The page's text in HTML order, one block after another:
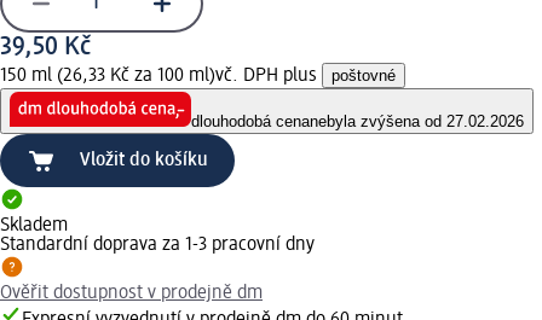
39,50 Kč
150 ml (26,33 Kč za 100 ml)vč. DPH plus poštovné
dlouhodobá cenanebyla zvýšena od 27.02.2026
Vložit do košíku
Skladem
Standardní doprava za 1-3 pracovní dny
Ověřit dostupnost v prodejně dm